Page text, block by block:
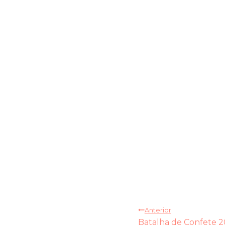
Navegação
Anterior
Batalha de Confete